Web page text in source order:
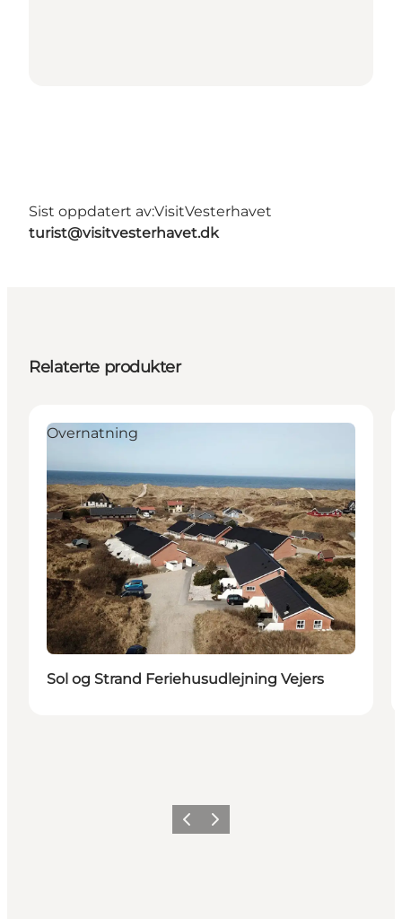
Sist oppdatert av:VisitVesterhavet
turist@visitvesterhavet.dk
Relaterte produkter
Overnatning
Sol og Strand Feriehusudlejning Vejers
ForrigeNeste